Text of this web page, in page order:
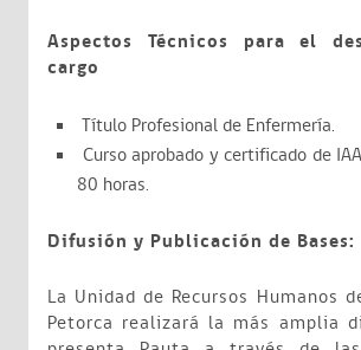
Aspectos Técnicos para el
cargo
Título Profesional de Enfermería.
Curso aprobado y certificado de
80 horas.
Difusión y Publicación de Bases:
La Unidad de Recursos Humanos
Petorca realizará la más amplia